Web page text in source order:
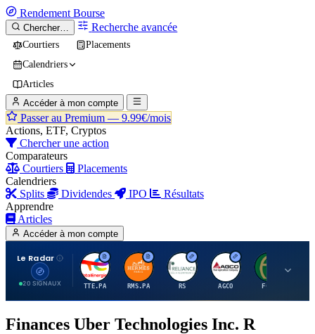
Rendement Bourse
Chercher… Recherche avancée
Courtiers
Placements
Calendriers
Articles
Accéder à mon compte
Passer au Premium — 9.99€/mois
Actions, ETF, Cryptos
Chercher une action
Comparateurs
Courtiers
Placements
Calendriers
Splits
Dividendes IPO
Résultats
Apprendre
Articles
Accéder à mon compte
Le Radar
20 SIGNAUX
T
TTE.PA
H
RMS.PA
R
RS
A
AGCO FCFS
Finances Uber Technologies Inc. R